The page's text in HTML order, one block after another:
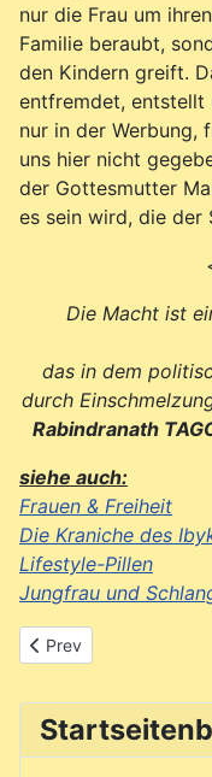
nur die Frau um
Familie beraubt,
den Kindern greift.
entfremdet, entstellt
nur in der Werbung,
uns hier nicht
der Gottesmutter
es sein wird, die der
Die Macht ist
das in dem
durch
Rabindranath
siehe auch:
Frauen & Freiheit
Die Kraniche des
Lifestyle-Pillen
Jungfrau und
Previous article: Die
Prev